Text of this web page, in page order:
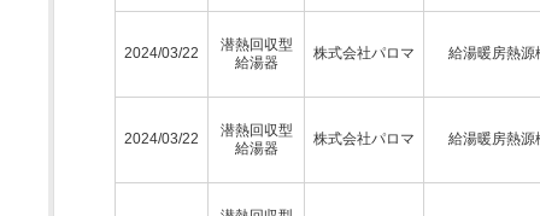
2024/03/22
潜熱回収型
給湯器
株式会社パロマ 給湯暖房熱源
2024/03/22
潜熱回収型
給湯器
株式会社パロマ 給湯暖房熱源